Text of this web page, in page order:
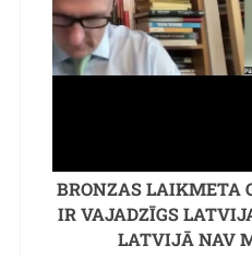
BRONZAS LAIKMETA
IR VAJADZĪGS
LATVIJĀ NAV